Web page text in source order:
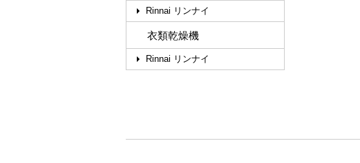
Rinnai リンナイ
衣類乾燥機
Rinnai リンナイ